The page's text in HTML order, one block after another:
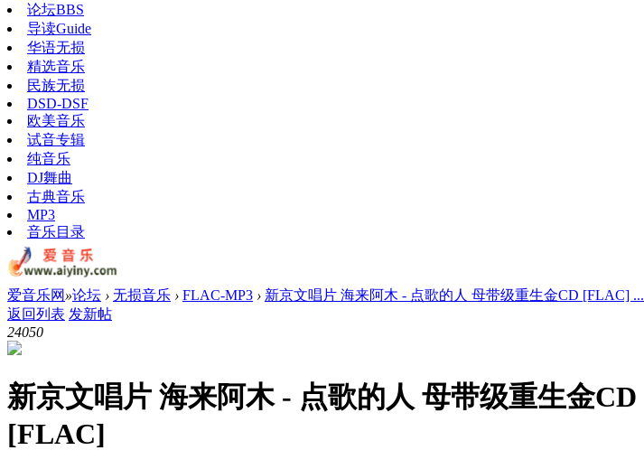
论坛BBS
导读Guide
华语无损
精选音乐
民族无损
DSD-DSF
欧美音乐
试音专辑
纯音乐
DJ舞曲
古典音乐
MP3
音乐目录
爱音乐网 »论坛 › 无损音乐 › FLAC-MP3 › 新京文唱片 海来阿木 - 点歌的人 母带级重生金CD [FLAC] ...
返回列表 发新帖
24050
新京文唱片 海来阿木 - 点歌的人 母带级重生金CD
[FLAC]